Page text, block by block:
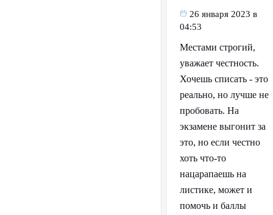
26 января 2023 в
04:53
Местами строгий,
уважает честность.
Хочешь списать - это
реально, но лучше не
пробовать. На
экзамене выгонит за
это, но если честно
хоть что-то
нацарапаешь на
листике, может и
помочь и баллы